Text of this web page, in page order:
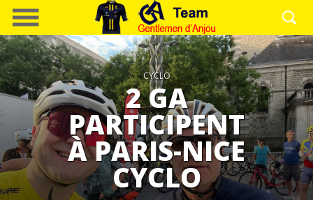
CYCLO
2 GA
PARTICIPENT
À PARIS-NICE
CYCLO